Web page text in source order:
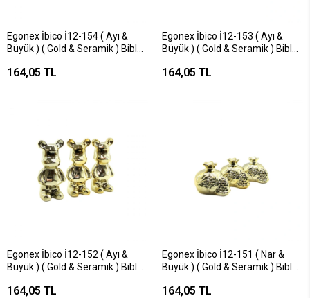
Egonex İbico İ12-154 ( Ayı &
Büyük ) ( Gold & Seramik ) Biblo
164,05 TL
Egonex İbico İ12-153 ( Ayı &
Büyük ) ( Gold & Seramik ) Biblo
164,05 TL
Egonex İbico İ12-152 ( Ayı &
Büyük ) ( Gold & Seramik ) Biblo
164,05 TL
Egonex İbico İ12-151 ( Nar &
Büyük ) ( Gold & Seramik ) Biblo
164,05 TL